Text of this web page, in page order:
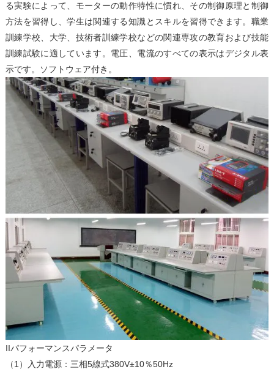
る実験によって、モーターの動作特性に慣れ、その制御原理と制御
方法を習得し、学生は関連する知識とスキルを習得できます。職業
訓練学校、大学、技術者訓練学校などの関連専攻の教育および技能
訓練試験に適しています。電圧、電流のすべての表示はデジタル表
示です。ソフトウェア付き。
IIパフォーマンスパラメータ
（1）入力電源：三相5線式380V±10％50Hz